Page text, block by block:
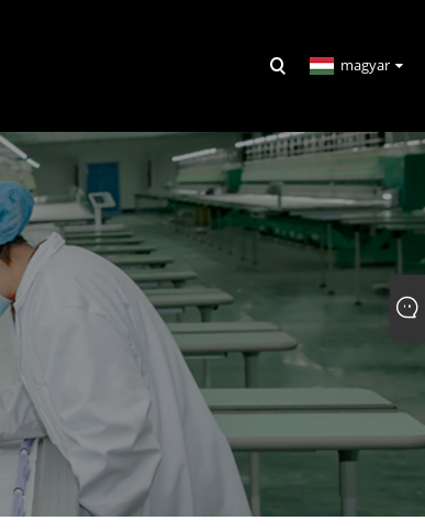
magyar